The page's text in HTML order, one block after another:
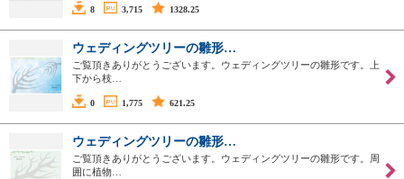
8 3,715 1328.25
ウェディングツリーの雛形…
ご覧頂きありがとうございます。ウェディングツリーの雛形です。上
下から枝…
0 1,775 621.25
ウェディングツリーの雛形…
ご覧頂きありがとうございます。ウェディングツリーの雛形です。周
囲に植物…